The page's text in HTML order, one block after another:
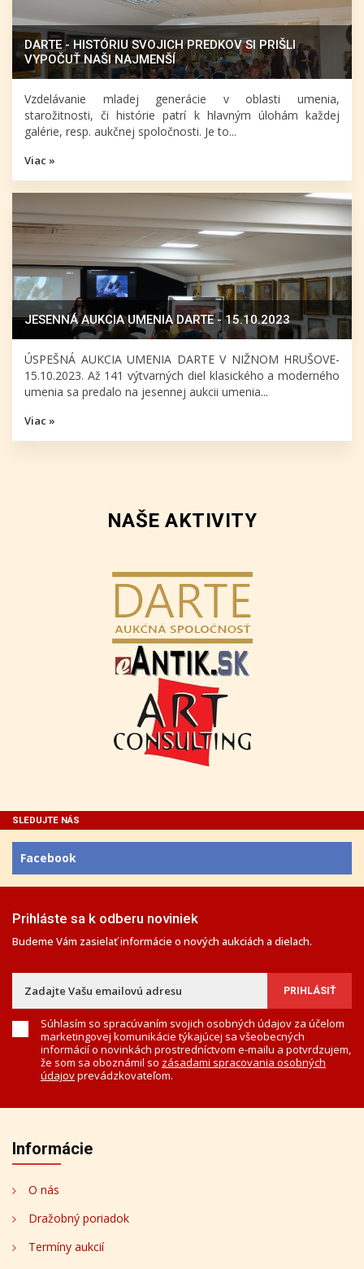
DARTE - HISTÓRIU SVOJICH PREDKOV SI PRIŠLI
VYPOČUŤ NAŠI NAJMENŠÍ
Vzdelávanie mladej generácie v oblasti umenia,
starožitnosti, či histórie patrí k hlavným úlohám každej
galérie, resp. aukčnej spoločnosti. Je to...
Viac »
JESENNÁ AUKCIA UMENIA DARTE - 15.10.2023
ÚSPEŠNÁ AUKCIA UMENIA DARTE V NIŽNOM HRUŠOVE-
15.10.2023. Až 141 výtvarných diel klasického a moderného
umenia sa predalo na jesennej aukcii umenia...
Viac »
NAŠE AKTIVITY
SLEDUJTE NÁS
Facebook
Prihláste sa k odberu noviniek
Budeme Vám zasielať informácie o nových aukciách a dielach.
Súhlasím so spracúvaním svojich osobných údajov za účelom
marketingovej komunikácie týkajúcej sa všeobecných
informácií o novinkách prostredníctvom e-mailu a potvrdzujem,
že som sa oboznámil so zásadami spracovania osobných
údajovprevádzkovateľom.
Informácie
O nás
Dražobný poriadok
Termíny aukcií